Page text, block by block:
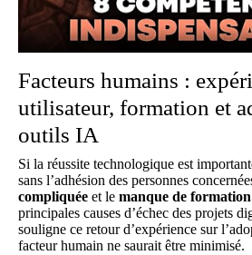
Facteurs humains :
utilisateur, formation et
outils IA
Si la réussite technologique est
sans l’adhésion des personnes
compliquée et le manque de formation
principales causes d’échec des projets
souligne ce retour d’expérience sur
facteur humain ne saurait être minimisé.